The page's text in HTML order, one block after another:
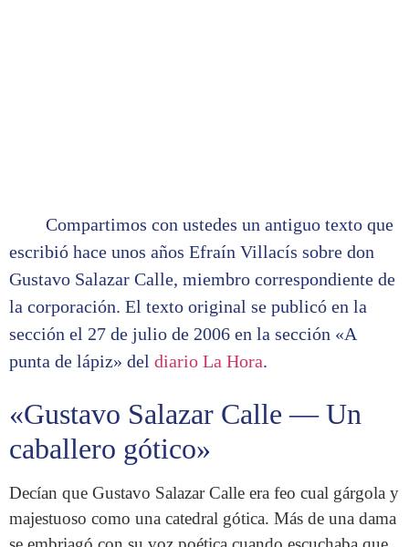
Compartimos con ustedes un antiguo texto que
escribió hace unos años Efraín Villacís sobre don
Gustavo Salazar Calle, miembro correspondiente de
la corporación. El texto original se publicó en la
sección el 27 de julio de 2006 en la sección «A
punta de lápiz» del diario La Hora.
«Gustavo Salazar Calle — Un
caballero gótico»
Decían que Gustavo Salazar Calle era feo cual gárgola y
majestuoso como una catedral gótica. Más de una dama